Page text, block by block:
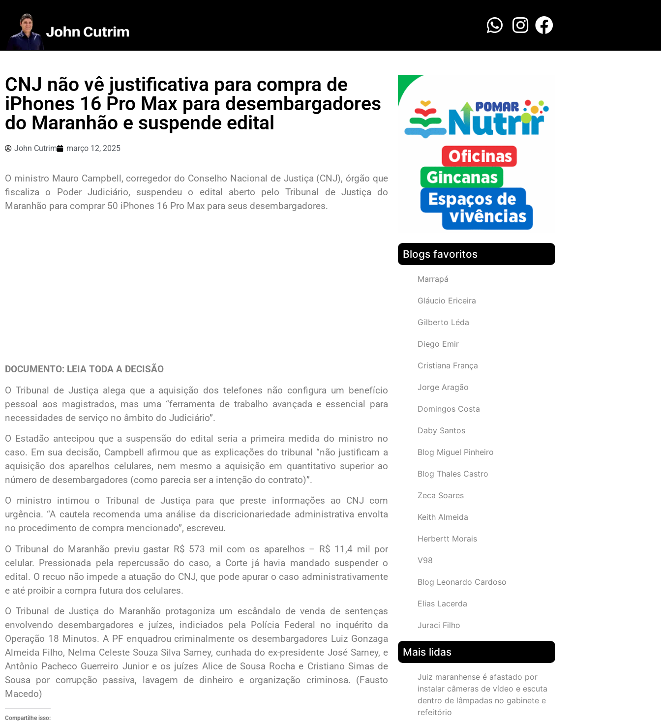
CNJ não vê justificativa para compra de
iPhones 16 Pro Max para desembargadores
do Maranhão e suspende edital
John Cutrim março 12, 2025
O ministro Mauro Campbell, corregedor do Conselho Nacional de Justiça (CNJ), órgão que
fiscaliza o Poder Judiciário, suspendeu o edital aberto pelo Tribunal de Justiça do
Maranhão para comprar 50 iPhones 16 Pro Max para seus desembargadores.
DOCUMENTO: LEIA TODA A DECISÃO
O Tribunal de Justiça alega que a aquisição dos telefones não configura um benefício
pessoal aos magistrados, mas uma “ferramenta de trabalho avançada e essencial para
necessidades de serviço no âmbito do Judiciário”.
O Estadão antecipou que a suspensão do edital seria a primeira medida do ministro no
caso. Em sua decisão, Campbell afirmou que as explicações do tribunal “não justificam a
aquisição dos aparelhos celulares, nem mesmo a aquisição em quantitativo superior ao
número de desembargadores (como parecia ser a intenção do contrato)”.
O ministro intimou o Tribunal de Justiça para que preste informações ao CNJ com
urgência. “A cautela recomenda uma análise da discricionariedade administrativa envolta
no procedimento de compra mencionado”, escreveu.
O Tribunal do Maranhão previu gastar R$ 573 mil com os aparelhos – R$ 11,4 mil por
celular. Pressionada pela repercussão do caso, a Corte já havia mandado suspender o
edital. O recuo não impede a atuação do CNJ, que pode apurar o caso administrativamente
e até proibir a compra futura dos celulares.
O Tribunal de Justiça do Maranhão protagoniza um escândalo de venda de sentenças
envolvendo desembargadores e juízes, indiciados pela Polícia Federal no inquérito da
Operação 18 Minutos. A PF enquadrou criminalmente os desembargadores Luiz Gonzaga
Almeida Filho, Nelma Celeste Souza Silva Sarney, cunhada do ex-presidente José Sarney, e
Antônio Pacheco Guerreiro Junior e os juízes Alice de Sousa Rocha e Cristiano Simas de
Sousa por corrupção passiva, lavagem de dinheiro e organização criminosa. (Fausto
Macedo)
Compartilhe isso:
Blogs favoritos
Marrapá
Gláucio Ericeira
Gilberto Léda
Diego Emir
Cristiana França
Jorge Aragão
Domingos Costa
Daby Santos
Blog Miguel Pinheiro
Blog Thales Castro
Zeca Soares
Keith Almeida
Herbertt Morais
V98
Blog Leonardo Cardoso
Elias Lacerda
Juraci Filho
Mais lidas
Juiz maranhense é afastado por
instalar câmeras de vídeo e escuta
dentro de lâmpadas no gabinete e
refeitório